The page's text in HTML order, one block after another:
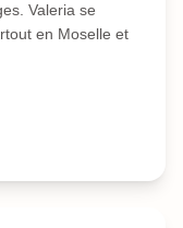
Valeria se
en Moselle et